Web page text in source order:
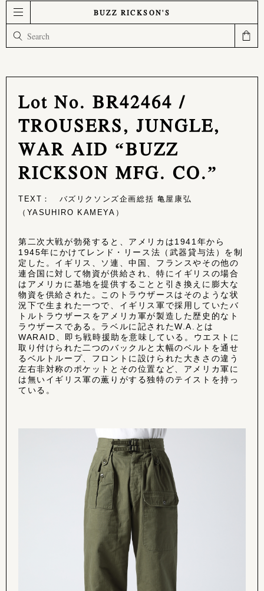
BUZZ RICKSON'S
Lot No. BR42464 /
TROUSERS, JUNGLE,
WAR AID “BUZZ
RICKSON MFG. CO.”
TEXT： バズリクソンズ企画総括 亀屋康弘
（YASUHIRO KAMEYA）
第二次大戦が勃発すると、アメリカは1941年から
1945年にかけてレンド・リース法（武器貸与法）を制
定した。イギリス、ソ連、中国、フランスやその他の
連合国に対して物資が供給され、特にイギリスの場合
はアメリカに基地を提供することと引き換えに膨大な
物資を供給された。このトラウザースはそのような状
況下で生まれた一つで、イギリス軍で採用していたバ
トルトラウザースをアメリカ軍が製造した歴史的なト
ラウザースである。ラベルに記されたW.A.とは
WARAID、即ち戦時援助を意味している。ウエストに
取り付けられた二つのバックルと太幅のベルトを通せ
るベルトループ、フロントに設けられた大きさの違う
左右非対称のポケットとその位置など、アメリカ軍に
は無いイギリス軍の薫りがする独特のテイストを持っ
ている。